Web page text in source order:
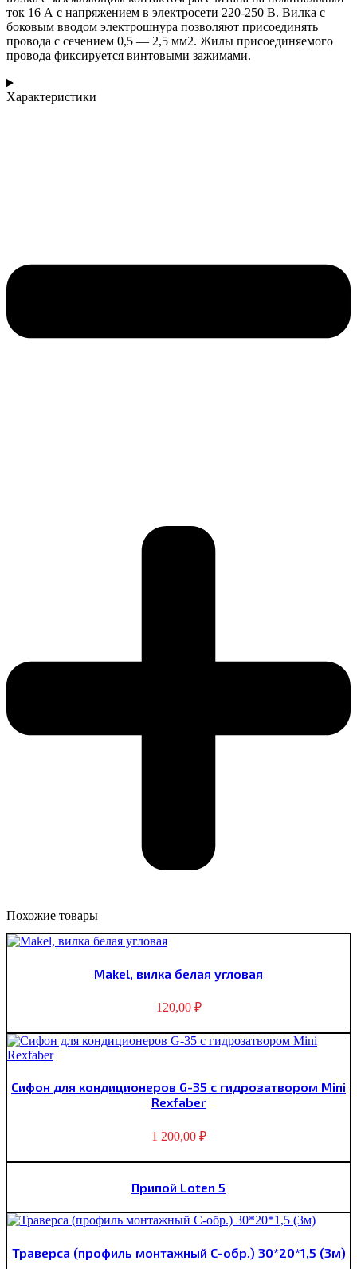
ток 16 А с напряжением в электросети 220-250 В. Вилка с
боковым вводом электрошнура позволяют присоединять
провода с сечением 0,5 — 2,5 мм2. Жилы присоединяемого
провода фиксируется винтовыми зажимами.
Характеристики
Похожие товары
Makel, вилка белая угловая
120,00 ₽
Сифон для кондиционеров G-35 с гидрозатвором Mini
Rexfaber
1 200,00 ₽
Припой Loten 5
Траверса (профиль монтажный С-обр.) 30*20*1,5 (3м)